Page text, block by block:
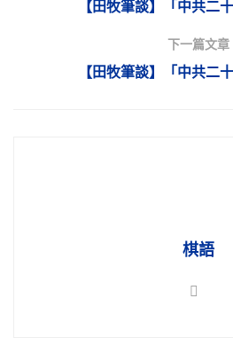
【田牧筆談】「中共二
下一篇文章
【田牧筆談】「中共二
棋語